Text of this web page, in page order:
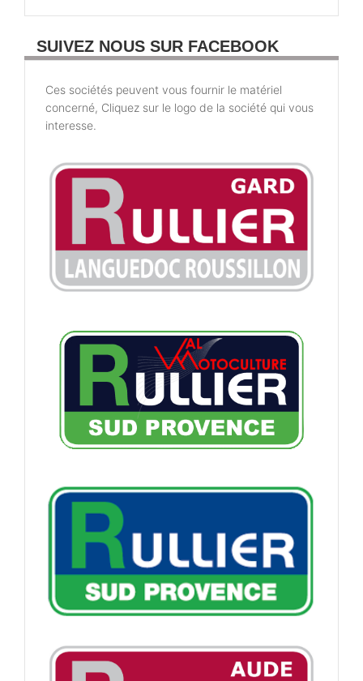
SUIVEZ NOUS SUR FACEBOOK
Ces sociétés peuvent vous fournir le matériel
concerné, Cliquez sur le logo de la société qui vous
interesse.